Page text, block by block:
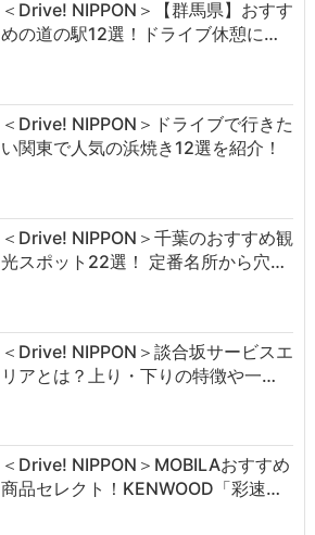
＜Drive! NIPPON＞【群馬県】おすす
めの道の駅12選！ドライブ休憩に…
＜Drive! NIPPON＞ドライブで行きた
い関東で人気の浜焼き12選を紹介！
＜Drive! NIPPON＞千葉のおすすめ観
光スポット22選！ 定番名所から穴…
＜Drive! NIPPON＞談合坂サービスエ
リアとは？上り・下りの特徴や一…
＜Drive! NIPPON＞MOBILAおすすめ
商品セレクト！KENWOOD「彩速…